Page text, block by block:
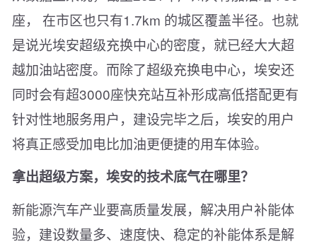
座， 在市区也只有1.7km 的城区覆盖半径。也就
是说光埃安超级充换中心的密度，就已经大大超
越加油站密度。而除了超级充换电中心，埃安还
同时会有超3000座快充站互补形成高低搭配更有
针对性地服务用户，建设完毕之后，埃安的用户
将真正感受加电比加油更便捷的用车体验。
拿出超级方案，埃安的技术底气在哪里？
新能源汽车产业要高质量发展，解决用户补能体
验，建设数量多、速度快、稳定的补能体系是解